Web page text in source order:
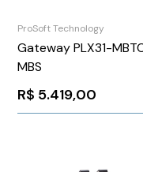
ProSoft Technology
Gateway PLX31-
MBS
R$ 5.419,00